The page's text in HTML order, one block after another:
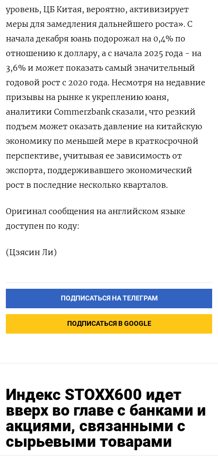
уровень, ЦБ Китая, вероятно, активизирует
меры для замедления дальнейшего роста». С
начала декабря юань подорожал на 0,4% по
отношению к доллару, а с начала 2025 года - на
3,6% и может показать самый значительный
годовой рост с 2020 года. Несмотря на недавние
призывы на рынке к укреплению юаня,
аналитики Commerzbank сказали, что резкий
подъем может оказать давление на китайскую
экономику по меньшей мере в краткосрочной
перспективе, учитывая ее зависимость от
экспорта, поддерживавшего экономический
рост в последние несколько кварталов.
Оригинал сообщения на английском языке
доступен по коду:
(Цзясин Ли)
ПОДПИСАТЬСЯ НА ТЕЛЕГРАМ
ПОДПИСАТЬСЯ В GOOGLE
Индекс STOXX600 идет
вверх во главе с банками и
акциями, связанными с
сырьевыми товарами